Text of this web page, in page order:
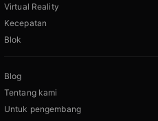
Virtual Reality
Kecepatan
Blok
Blog
Tentang kami
Untuk pengembang